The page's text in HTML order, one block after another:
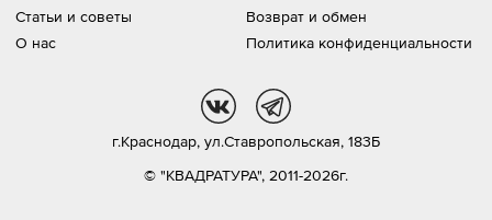
Статьи и советы
О нас
Возврат и обмен
Политика конфиденциальности
© "КВАДРАТУРА", 2011-2026г.
г.Краснодар, ул.Ставропольская, 183Б
vk